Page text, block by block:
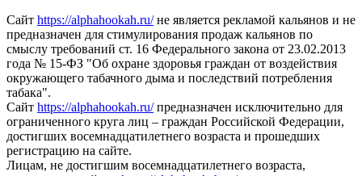
Сайт https://alphahookah.ru/не является рекламой кальянов и не
предназначен для стимулирования продаж кальянов по
смыслу требований ст. 16 Федерального закона от 23.02.2013
года № 15-ФЗ "Об охране здоровья граждан от воздействия
окружающего табачного дыма и последствий потребления
табака".
Сайт https://alphahookah.ru/предназначен исключительно для
ограниченного круга лиц – граждан Российской Федерации,
достигших восемнадцатилетнего возраста и прошедших
регистрацию на сайте.
Лицам, не достигшим восемнадцатилетнего возраста,